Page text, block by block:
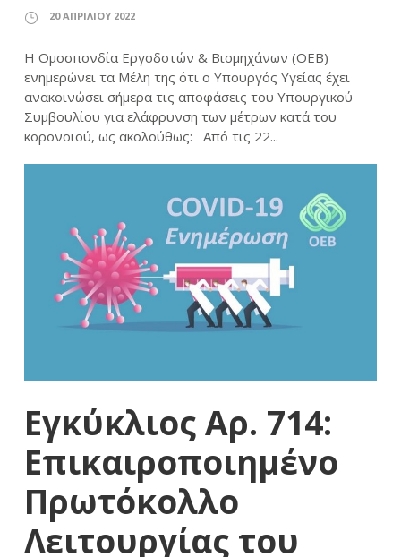
20 ΑΠΡΙΛΊΟΥ 2022
Η Ομοσπονδία Εργοδοτών & Βιομηχάνων (ΟΕΒ)
ενημερώνει τα Mέλη της ότι ο Υπουργός Υγείας έχει
ανακοινώσει σήμερα τις αποφάσεις του Υπουργικού
Συμβουλίου για ελάφρυνση των μέτρων κατά του
κορονοϊού, ως ακολούθως: Από τις 22...
Εγκύκλιος Αρ. 714:
Επικαιροποιημένο
Πρωτόκολλο
Λειτουργίας του